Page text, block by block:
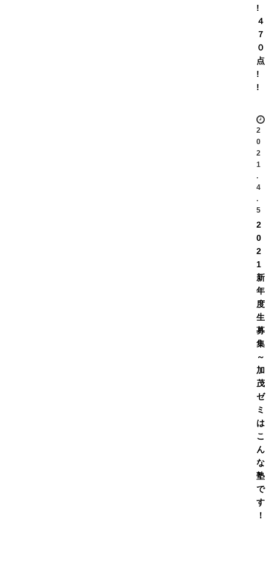
!
４
７
０
点
!
!
2
0
2
1
.
4
.
5
2
0
2
1
新
年
度
生
募
集
～
加
茂
ゼ
ミ
は
こ
ん
な
塾
で
す
！